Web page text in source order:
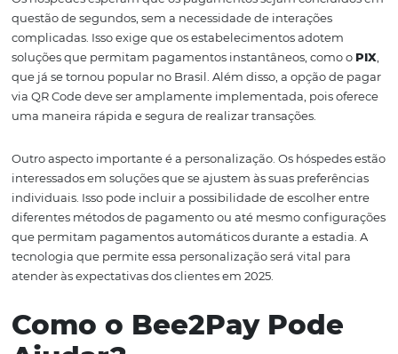
soluções como o
têm uma vantagem
significativa.
Expectativas dos
Hóspedes para 2025
À medida que nos aproximamos de 2025, as
hóspedes em relação aos meios de pagamento
evoluir. Eles buscarão não apenas opções de
e seguras, mas também uma experiência de
integrada que complemente sua estadia. Isso significa
tecnologias que ofereçam uma experiência sem